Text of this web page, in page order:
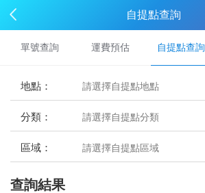
自提點查詢
單號查詢 運費預估 自提點查詢
地點：
分類：
區域：
查詢結果